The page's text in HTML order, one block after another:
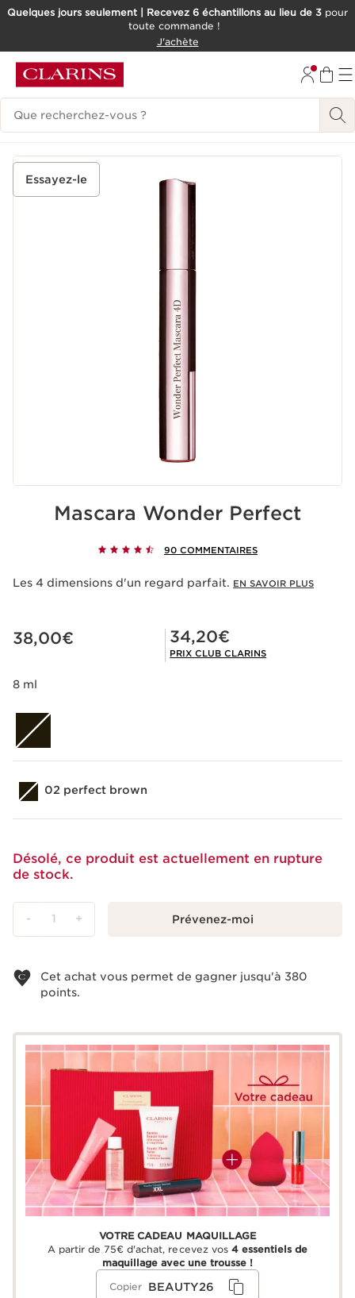
ALLER AU CONTENU
Quelques jours seulement | Recevez 6 échantillons au lieu de 3 pour
toute commande !
J'achète
Historique des recherches
Essayez-le
Mascara Wonder Perfect
90 COMMENTAIRES
Les 4 dimensions d'un regard parfait. EN SAVOIR PLUS
Nouveau prix 38,00€
38,00€ Prix Club Clarins 34,20€
34,20€
PRIX CLUB CLARINS
8 ml
02 perfect brown
Désolé, ce produit est actuellement en rupture
de stock.
- 1 + Prévenez-moi
Cet achat vous permet de gagner jusqu'à 380
points.
VOTRE CADEAU MAQUILLAGE
A partir de 75€ d'achat, recevez vos 4 essentiels de
maquillage avec une trousse !
Copier BEAUTY26